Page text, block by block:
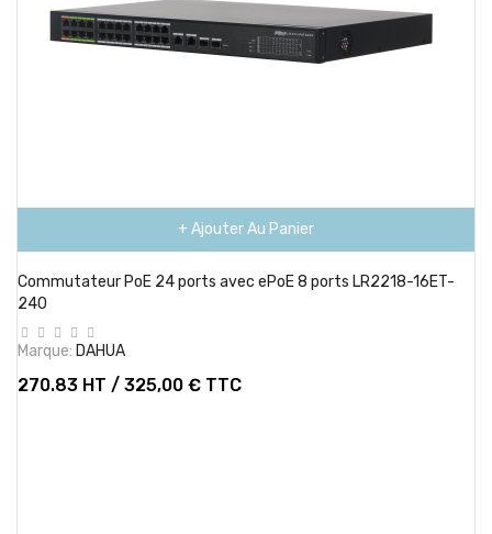
+ Ajouter Au Panier
Commutateur PoE 24 ports avec ePoE 8 ports LR2218-16ET-
240
Marque: DAHUA
270.83 HT / 325,00 € TTC